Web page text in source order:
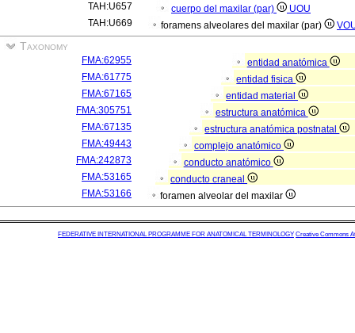
TAH:U657
cuerpo del maxilar (par)
UOU
TAH:U669
foramens alveolares del maxilar (par)
Taxonomy
FMA:62955
entidad anatómica
FMA:61775
entidad fisica
FMA:67165
entidad material
FMA:305751
estructura anatómica
FMA:67135
estructura anatómica postnatal
FMA:49443
complejo anatómico
FMA:242873
conducto anatómico
FMA:53165
conducto craneal
FMA:53166
foramen alveolar del maxilar
FEDERATIVE INTERNATIONAL PROGRAMME FOR ANATOMICAL TERMINOLOGY Creative Commons